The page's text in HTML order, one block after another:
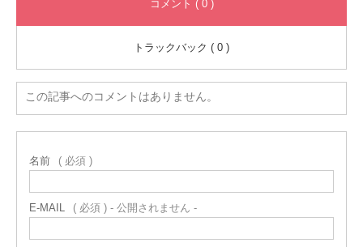
コメント ( 0 )
トラックバック ( 0 )
この記事へのコメントはありません。
名前 ( 必須 )
E-MAIL ( 必須 ) - 公開されません -